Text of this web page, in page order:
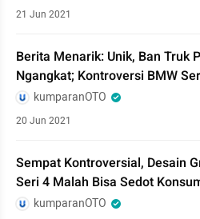
21 Jun 2021
Berita Menarik: Unik, Ban Truk
Ngangkat; Kontroversi BMW
kumparanOTO
20 Jun 2021
Sempat Kontroversial, Desain
Seri 4 Malah Bisa Sedot
kumparanOTO